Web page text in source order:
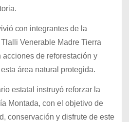
con integrantes de la
Venerable Madre Tierra
de reforestación y
área natural protegida.
estatal instruyó reforzar la
Montada, con el objetivo de
conservación y disfrute de este